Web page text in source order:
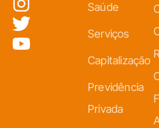
Saúde
Serviços
Capitalização
Previdência
Privada